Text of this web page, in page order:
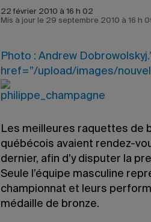
22 février 2010 à 16 h 02
Mis à jour le 29 septembre 2010 à 16 h
Photo : Andrew
href=”/upload/images/
Les meilleures raquettes de
québécois avaient rendez-
dernier, afin d’y disputer la
Seule l’équipe masculine
championnat et leurs
médaille de bronze.